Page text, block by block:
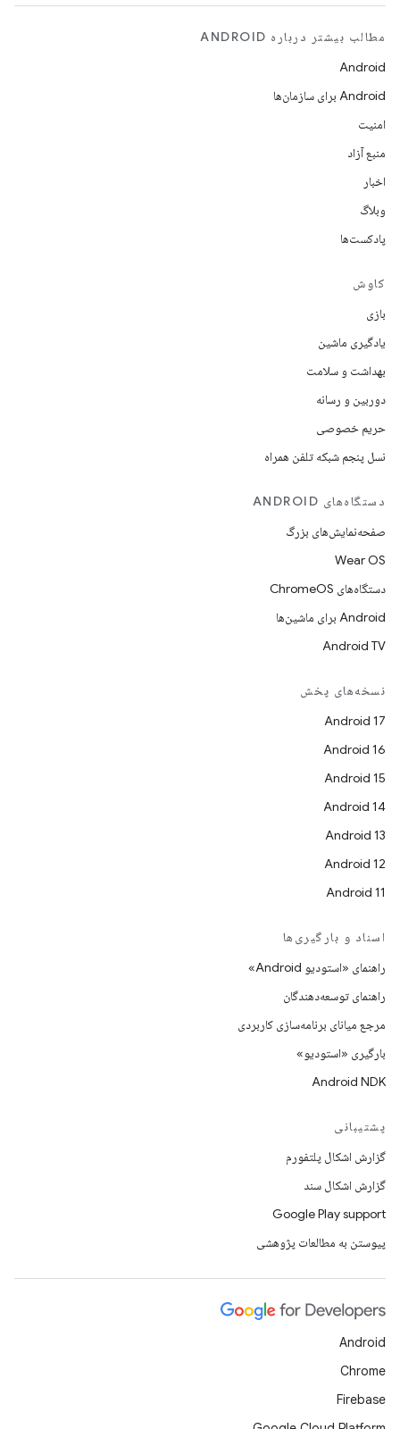
مطالب بیشتر درباره ANDROID
Android
Android برای سازمان‌ها
امنیت
منبع آزاد
اخبار
وبلاگ
پادکست‌ها
کاوش
بازی
یادگیری ماشین
بهداشت و سلامت
دوربین و رسانه
حریم خصوصی
نسل پنجم شبکه تلفن همراه
دستگاه‌های ANDROID
صفحه‌نمایش‌های بزرگ
Wear OS
دستگاه‌های ChromeOS
Android برای ماشین‌ها
Android TV
نسخه‌های پخش
Android 17
Android 16
Android 15
Android 14
Android 13
Android 12
Android 11
اسناد و بارگیری‌ها
راهنمای «استودیو Android»
راهنمای توسعه‌دهندگان
مرجع میانای برنامه‌سازی کاربردی
بارگیری «استودیو»
Android NDK
پشتیبانی
گزارش اشکال پلتفورم
گزارش اشکال سند
Google Play support
پیوستن به مطالعات پژوهشی
Android
Chrome
Firebase